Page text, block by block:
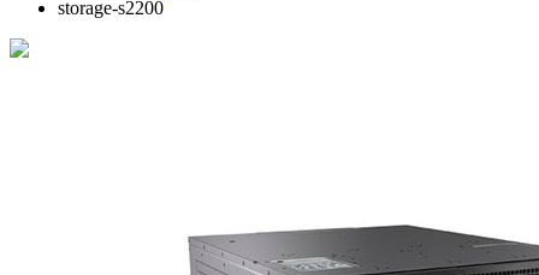
storage-s2200